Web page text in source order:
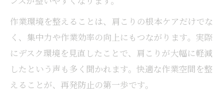
作業環境を整えることは、肩こりの根本ケアだけでな
く、集中力や作業効率の向上にもつながります。実際
にデスク環境を見直したことで、肩こりが大幅に軽減
したという声も多く聞かれます。快適な作業空間を整
えることが、再発防止の第一歩です。